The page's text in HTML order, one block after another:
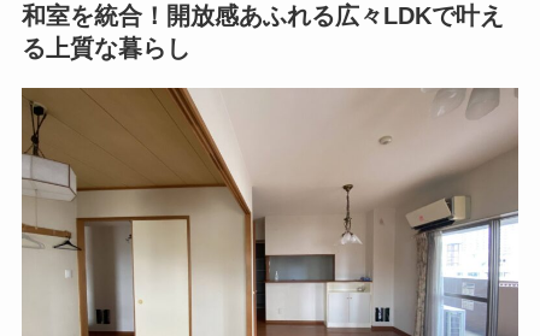
和室を統合！開放感あふれる広々LDKで叶え
る上質な暮らし